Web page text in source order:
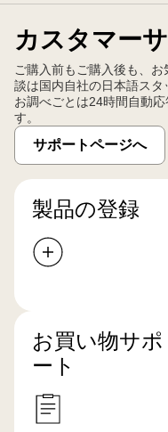
カスタマー
ご購入前もご購入後も、
談は国内自社の日本語スタ
お調べごとは24時間自動応
す。
サポートページへ
製品の登録
お買い物サポ
ート